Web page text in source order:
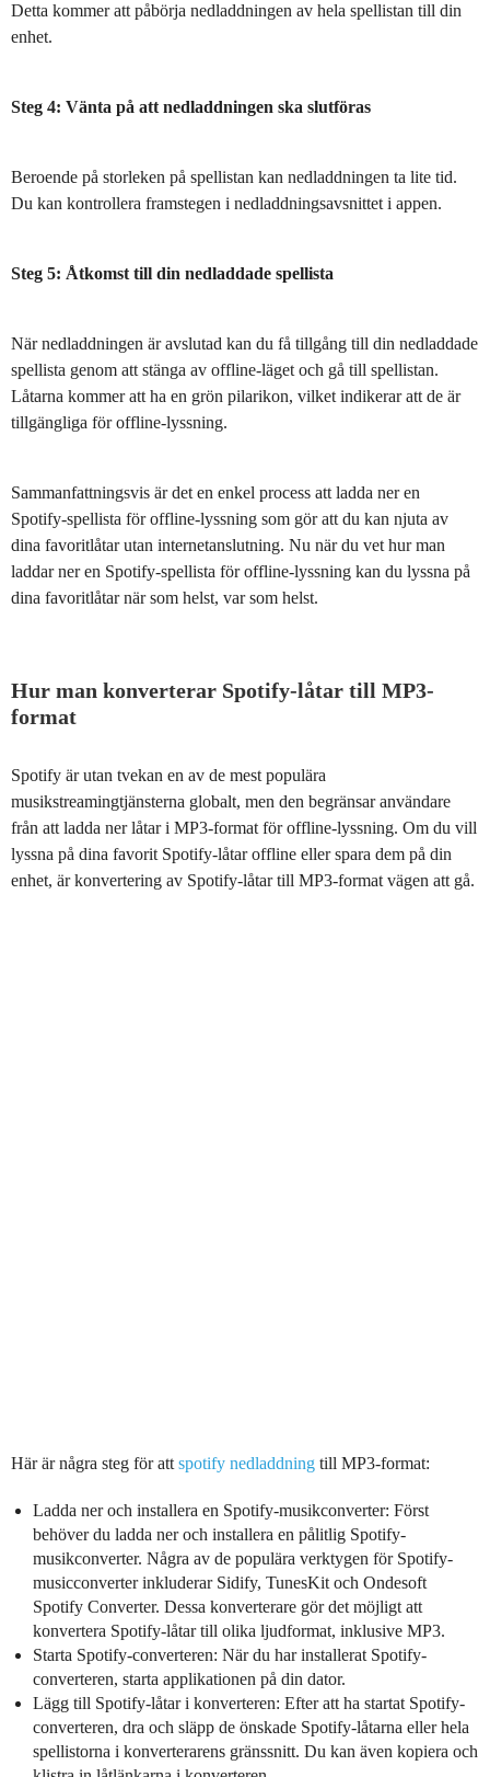
Detta kommer att påbörja nedladdningen av hela spellistan till din
enhet.
Steg 4: Vänta på att nedladdningen ska slutföras
Beroende på storleken på spellistan kan nedladdningen ta lite tid.
Du kan kontrollera framstegen i nedladdningsavsnittet i appen.
Steg 5: Åtkomst till din nedladdade spellista
När nedladdningen är avslutad kan du få tillgång till din nedladdade
spellista genom att stänga av offline-läget och gå till spellistan.
Låtarna kommer att ha en grön pilarikon, vilket indikerar att de är
tillgängliga för offline-lyssning.
Sammanfattningsvis är det en enkel process att ladda ner en
Spotify-spellista för offline-lyssning som gör att du kan njuta av
dina favoritlåtar utan internetanslutning. Nu när du vet hur man
laddar ner en Spotify-spellista för offline-lyssning kan du lyssna på
dina favoritlåtar när som helst, var som helst.
Hur man konverterar Spotify-låtar till MP3-
format
Spotify är utan tvekan en av de mest populära
musikstreamingtjänsterna globalt, men den begränsar användare
från att ladda ner låtar i MP3-format för offline-lyssning. Om du vill
lyssna på dina favorit Spotify-låtar offline eller spara dem på din
enhet, är konvertering av Spotify-låtar till MP3-format vägen att gå.
Här är några steg för att spotify nedladdning till MP3-format:
Ladda ner och installera en Spotify-musikconverter: Först
behöver du ladda ner och installera en pålitlig Spotify-
musikconverter. Några av de populära verktygen för Spotify-
musicconverter inkluderar Sidify, TunesKit och Ondesoft
Spotify Converter. Dessa konverterare gör det möjligt att
konvertera Spotify-låtar till olika ljudformat, inklusive MP3.
Starta Spotify-converteren: När du har installerat Spotify-
converteren, starta applikationen på din dator.
Lägg till Spotify-låtar i konverteren: Efter att ha startat Spotify-
converteren, dra och släpp de önskade Spotify-låtarna eller hela
spellistorna i konverterarens gränssnitt. Du kan även kopiera och